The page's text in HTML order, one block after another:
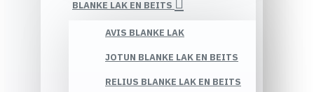
BLANKE LAK EN BEITS
AVIS BLANKE LAK
JOTUN BLANKE LAK EN BEITS
RELIUS BLANKE LAK EN BEITS